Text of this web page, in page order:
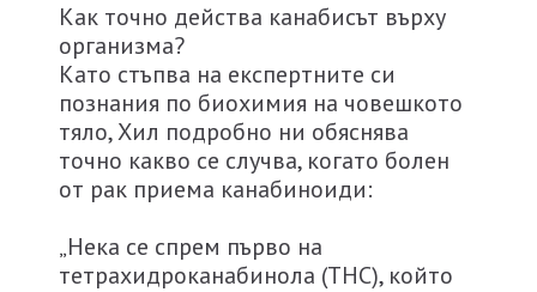
Как точно действа канабисът върху
организма?
Като стъпва на експертните си
познания по биохимия на човешкото
тяло, Хил подробно ни обяснява
точно какво се случва, когато болен
от рак приема канабиноиди:
„Нека се спрем първо на
тетрахидроканабинола (THC), който